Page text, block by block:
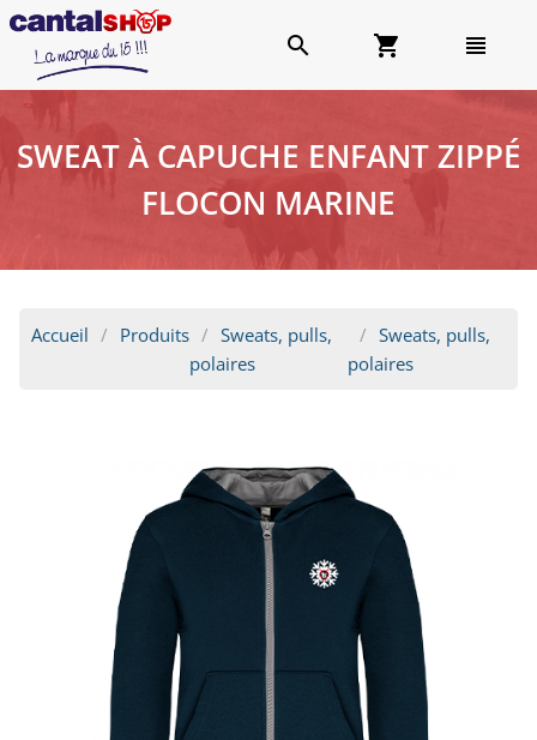
search shopping_cart view_headline
SWEAT À CAPUCHE ENFANT ZIPPÉ
FLOCON MARINE
Accueil Produits
Sweats, pulls,
polaires
Sweats, pulls,
polaires